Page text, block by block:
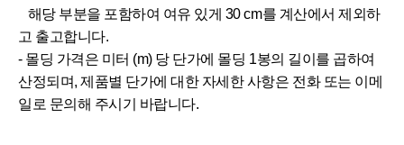
해당 부분을 포함하여 여유 있게 30 cm를 계산에서 제외하
고 출고합니다.
- 몰딩 가격은 미터 (m) 당 단가에 몰딩 1봉의 길이를 곱하여
산정되며, 제품별 단가에 대한 자세한 사항은 전화 또는 이메
일로 문의해 주시기 바랍니다.